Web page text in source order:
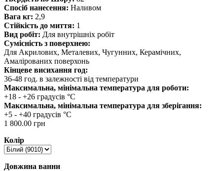
Спосіб нанесення: Наливом
Вага кг: 2,9
Стійкість до миття: 1
Вид робіт: Для внутрішніх робіт
Сумісність з поверхнею:
Для Акрилових, Металевих, Чугунних, Керамічних,
Амалірованих поверхонь
Кінцеве висихання год:
36-48 год. в залежності від температури
Максимальна, мінімальна температура для роботи:
+18 - +26 градусів °C
Максимальна, мінімальна температура для зберігання:
+5 - +40 градусів °C
1 800.00 грн
Колір
Довжина ванни